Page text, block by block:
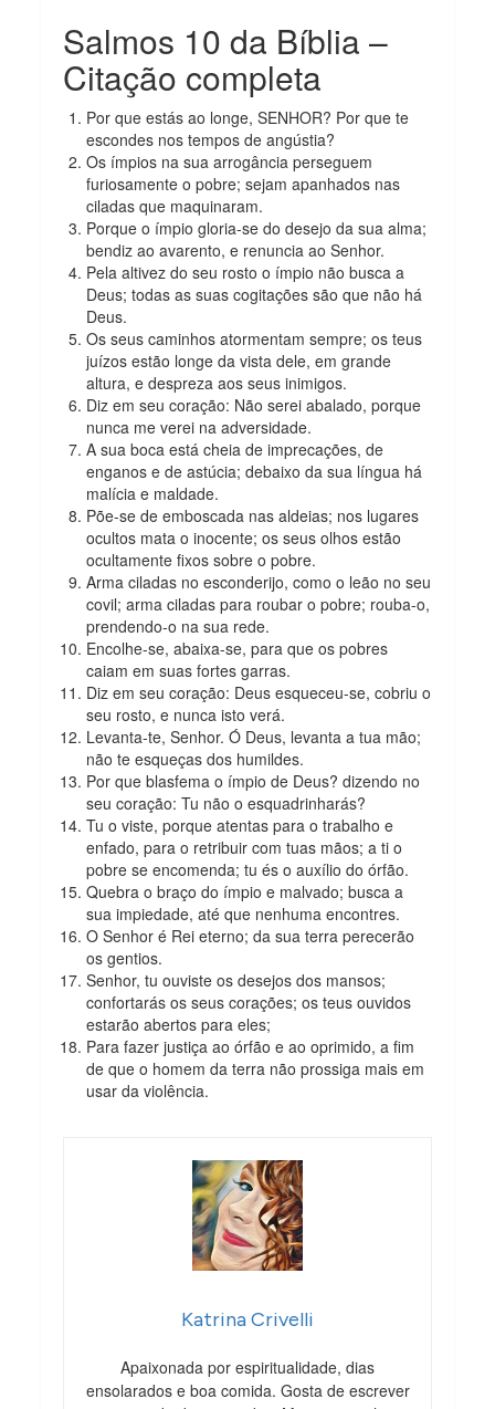
Salmos 10 da Bíblia –
Citação completa
Por que estás ao longe, SENHOR? Por que te
escondes nos tempos de angústia?
Os ímpios na sua arrogância perseguem
furiosamente o pobre; sejam apanhados nas
ciladas que maquinaram.
Porque o ímpio gloria-se do desejo da sua alma;
bendiz ao avarento, e renuncia ao Senhor.
Pela altivez do seu rosto o ímpio não busca a
Deus; todas as suas cogitações são que não há
Deus.
Os seus caminhos atormentam sempre; os teus
juízos estão longe da vista dele, em grande
altura, e despreza aos seus inimigos.
Diz em seu coração: Não serei abalado, porque
nunca me verei na adversidade.
A sua boca está cheia de imprecações, de
enganos e de astúcia; debaixo da sua língua há
malícia e maldade.
Põe-se de emboscada nas aldeias; nos lugares
ocultos mata o inocente; os seus olhos estão
ocultamente fixos sobre o pobre.
Arma ciladas no esconderijo, como o leão no seu
covil; arma ciladas para roubar o pobre; rouba-o,
prendendo-o na sua rede.
Encolhe-se, abaixa-se, para que os pobres
caiam em suas fortes garras.
Diz em seu coração: Deus esqueceu-se, cobriu o
seu rosto, e nunca isto verá.
Levanta-te, Senhor. Ó Deus, levanta a tua mão;
não te esqueças dos humildes.
Por que blasfema o ímpio de Deus? dizendo no
seu coração: Tu não o esquadrinharás?
Tu o viste, porque atentas para o trabalho e
enfado, para o retribuir com tuas mãos; a ti o
pobre se encomenda; tu és o auxílio do órfão.
Quebra o braço do ímpio e malvado; busca a
sua impiedade, até que nenhuma encontres.
O Senhor é Rei eterno; da sua terra perecerão
os gentios.
Senhor, tu ouviste os desejos dos mansos;
confortarás os seus corações; os teus ouvidos
estarão abertos para eles;
Para fazer justiça ao órfão e ao oprimido, a fim
de que o homem da terra não prossiga mais em
usar da violência.
Katrina Crivelli
Apaixonada por espiritualidade, dias
ensolarados e boa comida. Gosta de escrever